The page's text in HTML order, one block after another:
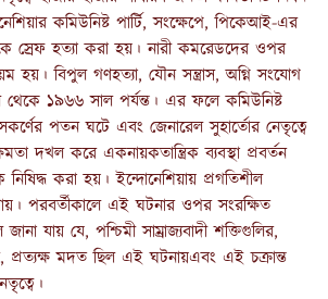
কমিউনিষ্ট পার্টি, সংক্ষেপে, পিকেআই-এর
স্রেফ হত্যা করা হয়। নারী কমরেডদের ওপর
হয়। বিপুল গণহত্যা, যৌন সন্ত্রাস, অগ্নি সংযোগ
১৯৬৬ সাল পর্যন্ত। এর ফলে কমিউনিষ্ট
পতন ঘটে এবং জেনারেল সুহার্তোর নেতৃত্বে
দখল করে একনায়কতান্ত্রিক ব্যবস্থা প্রবর্তন
নিষিদ্ধ করা হয়। ইন্দোনেশিয়ায় প্রগতিশীল
পরবর্তীকালে এই ঘটনার ওপর সংরক্ষিত
যায় যে, পশ্চিমী সাম্রাজ্যবাদী শক্তিগুলির,
প্রত্যক্ষ মদত ছিল এই ঘটনায়এবং এই চক্রান্ত